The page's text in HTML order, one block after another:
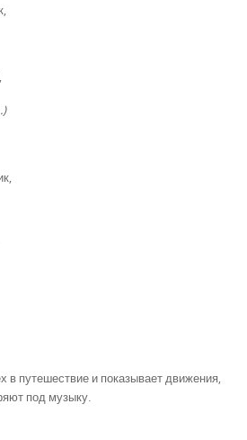
в путешествие и показывает движения,
под музыку.